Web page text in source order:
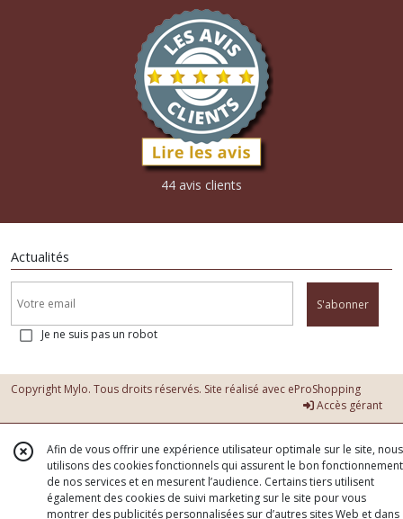
44 avis clients
Actualités
S'abonner
Je ne suis pas un robot
Copyright Mylo. Tous droits réservés. Site réalisé avec eProShopping
Accès gérant
Afin de vous offrir une expérience utilisateur optimale sur le site, nous
utilisons des cookies fonctionnels qui assurent le bon fonctionnement
de nos services et en mesurent l’audience. Certains tiers utilisent
également des cookies de suivi marketing sur le site pour vous
montrer des publicités personnalisées sur d’autres sites Web et dans